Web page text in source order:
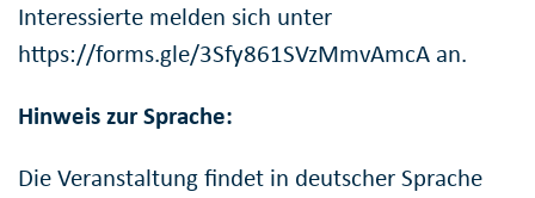
Interessierte melden sich unter
https://forms.gle/3Sfy861SVzMmvAmcA an.
Hinweis zur Sprache:
Die Veranstaltung findet in deutscher Sprache